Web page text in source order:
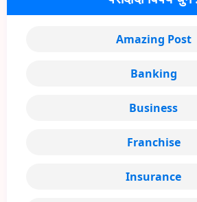
Amazing Post
Banking
Business
Franchise
Insurance